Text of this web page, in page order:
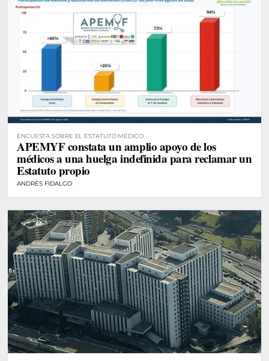
ENCUESTA SOBRE EL ESTATUTO MÉDICO
APEMYF constata un amplio apoyo de los
médicos a una huelga indefinida para reclamar un
Estatuto propio
ANDRÉS FIDALGO